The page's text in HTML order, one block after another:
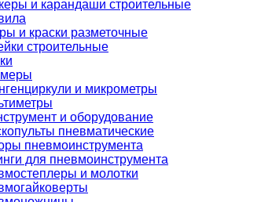
и карандаши строительные
и краски разметочные
строительные
и микрометры
и оборудование
пневматические
пневмоинструмента
для пневмоинструмента
и молотки